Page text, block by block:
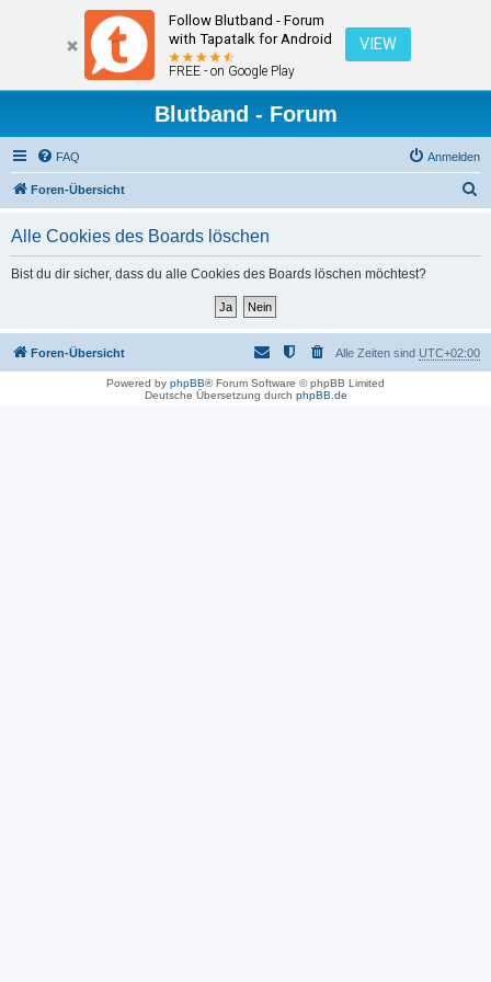
Follow Blutband - Forum
with Tapatalk for Android
FREE - on Google Play
VIEW
Blutband - Forum
FAQ Anmelden
Foren-Übersicht
Alle Cookies des Boards löschen
Bist du dir sicher, dass du alle Cookies des Boards löschen möchtest?
Foren-Übersicht Alle Zeiten sind UTC+02:00
Powered by phpBB® Forum Software © phpBB Limited
Deutsche Übersetzung durch phpBB.de